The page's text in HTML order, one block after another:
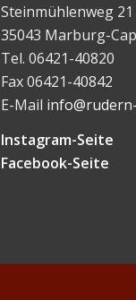
Steinmühlenweg 21
35043 Marburg-
Tel. 06421-40820
Fax 06421-40842
E-Mail
Instagram-Seite
Facebook-Seite